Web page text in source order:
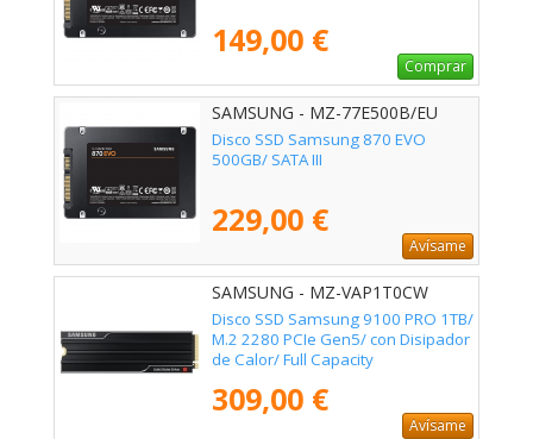
149,00 €
Comprar
SAMSUNG - MZ-77E500B/EU
Disco SSD Samsung 870 EVO
500GB/ SATA III
229,00 €
Avísame
SAMSUNG - MZ-VAP1T0CW
Disco SSD Samsung 9100 PRO 1TB/
M.2 2280 PCIe Gen5/ con Disipador
de Calor/ Full Capacity
309,00 €
Avísame